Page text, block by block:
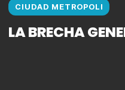
CIUDAD METROPOLI
LA BRECHA